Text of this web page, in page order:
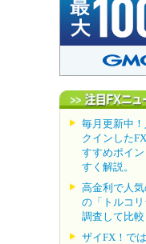
毎月更新中
クインした
すすめポイ
すく解説。
高金利で人
の「トルコ
調査して比較
ザイFX！で